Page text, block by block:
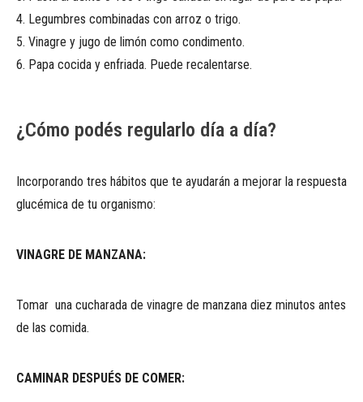
4. Legumbres combinadas con arroz o trigo.
5. Vinagre y jugo de limón como condimento.
6. Papa cocida y enfriada. Puede recalentarse.
¿Cómo podés regularlo día a día?
Incorporando tres hábitos que te ayudarán a mejorar la respuesta
glucémica de tu organismo:
VINAGRE DE MANZANA:
Tomar una cucharada de vinagre de manzana diez minutos antes
de las comida.
CAMINAR DESPUÉS DE COMER: